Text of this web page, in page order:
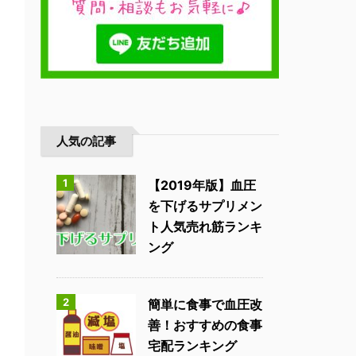
人気の記事
1
【2019年版】血圧
を下げるサプリメン
ト人気売れ筋ランキ
ング
2
簡単に食事で血圧改
善！おすすめの食事
宅配ランキング